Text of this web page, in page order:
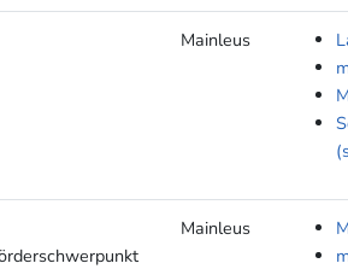
Mainleus
Mainleus